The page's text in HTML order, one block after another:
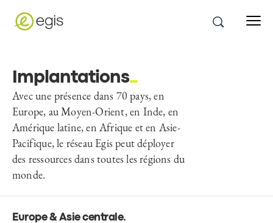
Implantations
Avec une présence dans 70 pays, en
Europe, au Moyen-Orient, en Inde, en
Amérique latine, en Afrique et en Asie-
Pacifique, le réseau Egis peut déployer
des ressources dans toutes les régions du
monde.
Europe & Asie centrale.